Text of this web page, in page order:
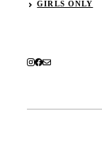
GIRLS ONLY